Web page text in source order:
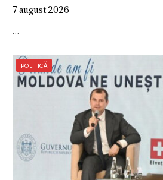
7 august 2026
…
POLITICĂ